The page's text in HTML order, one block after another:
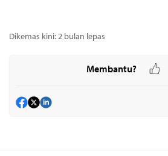
Dikemas kini:2 bulan lepas
Membantu?